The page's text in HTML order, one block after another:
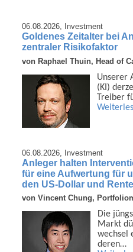
06.08.2026, Investment
Goldenes Zeitalter bei
zentraler Risikofaktor
von Raphael Thuin, Head of
Unserer
(KI)
Treiber
06.08.2026, Investment
Anleger halten
für eine Aufwertung für
den US-Dollar und
von Vincent Chung,
Die
Markt
wechsel
deren…